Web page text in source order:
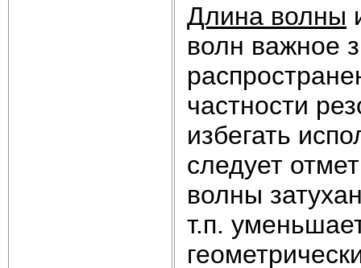
Длина волны
волн важное
частности
избегать
следует
волны
т.п.